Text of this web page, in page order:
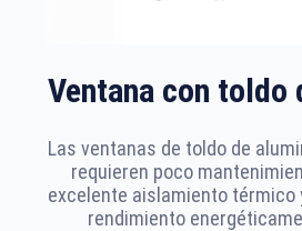
Ventana con toldo
Las ventanas de toldo de
requieren poco
excelente aislamiento térmico
rendimiento